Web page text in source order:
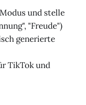
und stelle
"Freude")
generierte
TikTok und